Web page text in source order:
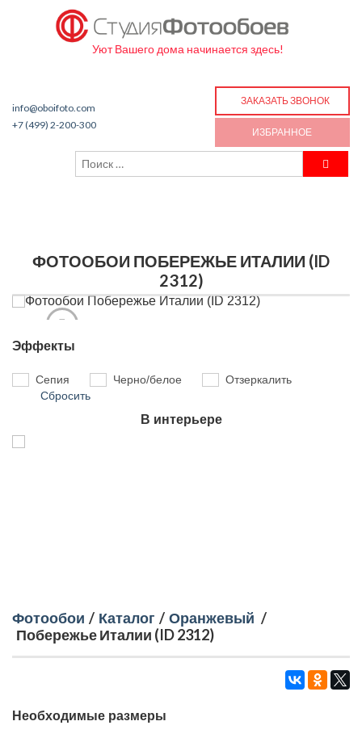
Уют Вашего дома начинается здесь!
info@oboifoto.com
+7 (499) 2-200-300
ЗАКАЗАТЬ ЗВОНОК
ИЗБРАННОЕ
ФОТООБОИ ПОБЕРЕЖЬЕ ИТАЛИИ (ID
2312)
Эффекты
Сепия Черно/белое
Отзеркалить
Сбросить
В интерьере
Фотообои / Каталог / Оранжевый /
Побережье Италии (ID 2312)
Необходимые размеры